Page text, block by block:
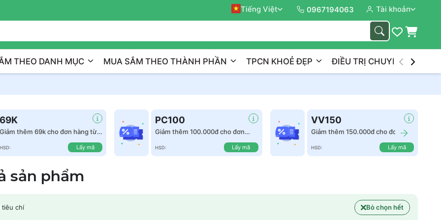
Tiếng Việt 0967194063
Tài khoản
THEO DANH MỤC MUA SẮM THEO THÀNH PHẦN TPCN KHOẺ ĐẸP ĐIỀU TRỊ CHUYÊN NGHIỆP
69K
Giảm thêm 69k cho đơn hàng từ
HSD: Lấy mã
PC100
Giảm thêm 100.000đ cho đơn
HSD: Lấy mã
VV150
Giảm thêm 150.000đ cho đơn
HSD: Lấy mã
sản phẩm
tiêu chí Bỏ chọn hết